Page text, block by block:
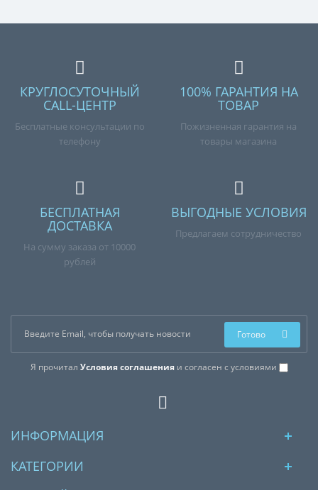
КРУГЛОСУТОЧНЫЙ
CALL-ЦЕНТР
Бесплатные консультации по
телефону
100% ГАРАНТИЯ НА
ТОВАР
Пожизненная гарантия на
товары магазина
БЕСПЛАТНАЯ
ДОСТАВКА
На сумму заказа от 10000
рублей
ВЫГОДНЫЕ УСЛОВИЯ
Предлагаем сотрудничество
Я прочитал Условия соглашенияи согласен с условиями
Готово
ИНФОРМАЦИЯ
КАТЕГОРИИ